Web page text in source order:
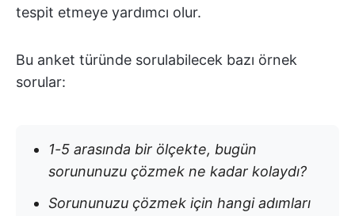
tespit etmeye yardımcı olur.
Bu anket türünde sorulabilecek bazı örnek
sorular:
1-5 arasında bir ölçekte, bugün
sorununuzu çözmek ne kadar kolaydı?
Sorununuzu çözmek için hangi adımları